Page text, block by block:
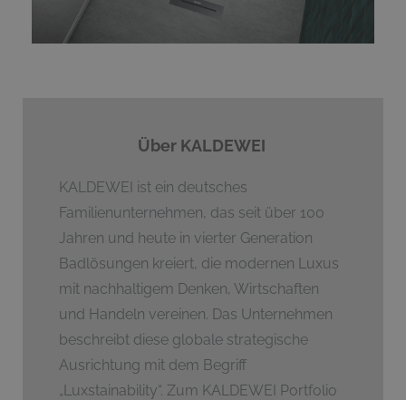
Über KALDEWEI
KALDEWEI ist ein deutsches
Familienunternehmen, das seit über 100
Jahren und heute in vierter Generation
Badlösungen kreiert, die modernen Luxus
mit nachhaltigem Denken, Wirtschaften
und Handeln vereinen. Das Unternehmen
beschreibt diese globale strategische
Ausrichtung mit dem Begriff
„Luxstainability“. Zum KALDEWEI Portfolio